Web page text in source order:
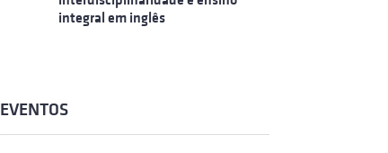
integral em inglês
EVENTOS